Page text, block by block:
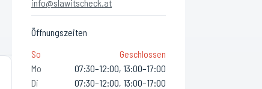
info@slawitscheck.at
Öffnungszeiten
So
Geschlossen
Mo
07:30–12:00, 13:00–17:00
Di
07:30–12:00, 13:00–17:00